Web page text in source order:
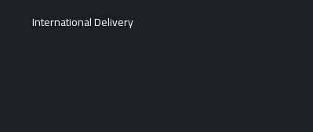
International Delivery